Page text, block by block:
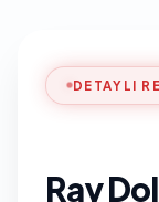
DETAYLI
Ray